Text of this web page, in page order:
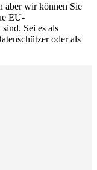
aber wir können Sie
EU-
Sei es als
oder als